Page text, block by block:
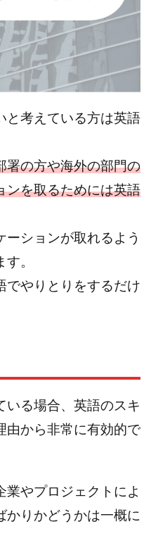
と考えている方は英語
署の方や海外の部門の
ンを取るためには英語
ションが取れるよう
。
でやりとりをするだけ
いる場合、英語のスキ
由から非常に有効的で
やプロジェクトによ
かりかどうかは一概に